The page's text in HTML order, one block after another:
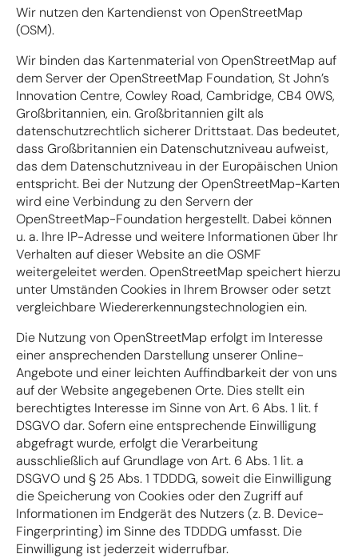
Wir nutzen den Kartendienst von OpenStreetMap
(OSM).
Wir binden das Kartenmaterial von OpenStreetMap auf
dem Server der OpenStreetMap Foundation, St John’s
Innovation Centre, Cowley Road, Cambridge, CB4 0WS,
Großbritannien, ein. Großbritannien gilt als
datenschutzrechtlich sicherer Drittstaat. Das bedeutet,
dass Großbritannien ein Datenschutzniveau aufweist,
das dem Datenschutzniveau in der Europäischen Union
entspricht. Bei der Nutzung der OpenStreetMap-Karten
wird eine Verbindung zu den Servern der
OpenStreetMap-Foundation hergestellt. Dabei können
u. a. Ihre IP-Adresse und weitere Informationen über Ihr
Verhalten auf dieser Website an die OSMF
weitergeleitet werden. OpenStreetMap speichert hierzu
unter Umständen Cookies in Ihrem Browser oder setzt
vergleichbare Wiedererkennungstechnologien ein.
Die Nutzung von OpenStreetMap erfolgt im Interesse
einer ansprechenden Darstellung unserer Online-
Angebote und einer leichten Auffindbarkeit der von uns
auf der Website angegebenen Orte. Dies stellt ein
berechtigtes Interesse im Sinne von Art. 6 Abs. 1 lit. f
DSGVO dar. Sofern eine entsprechende Einwilligung
abgefragt wurde, erfolgt die Verarbeitung
ausschließlich auf Grundlage von Art. 6 Abs. 1 lit. a
DSGVO und § 25 Abs. 1 TDDDG, soweit die Einwilligung
die Speicherung von Cookies oder den Zugriff auf
Informationen im Endgerät des Nutzers (z. B. Device-
Fingerprinting) im Sinne des TDDDG umfasst. Die
Einwilligung ist jederzeit widerrufbar.